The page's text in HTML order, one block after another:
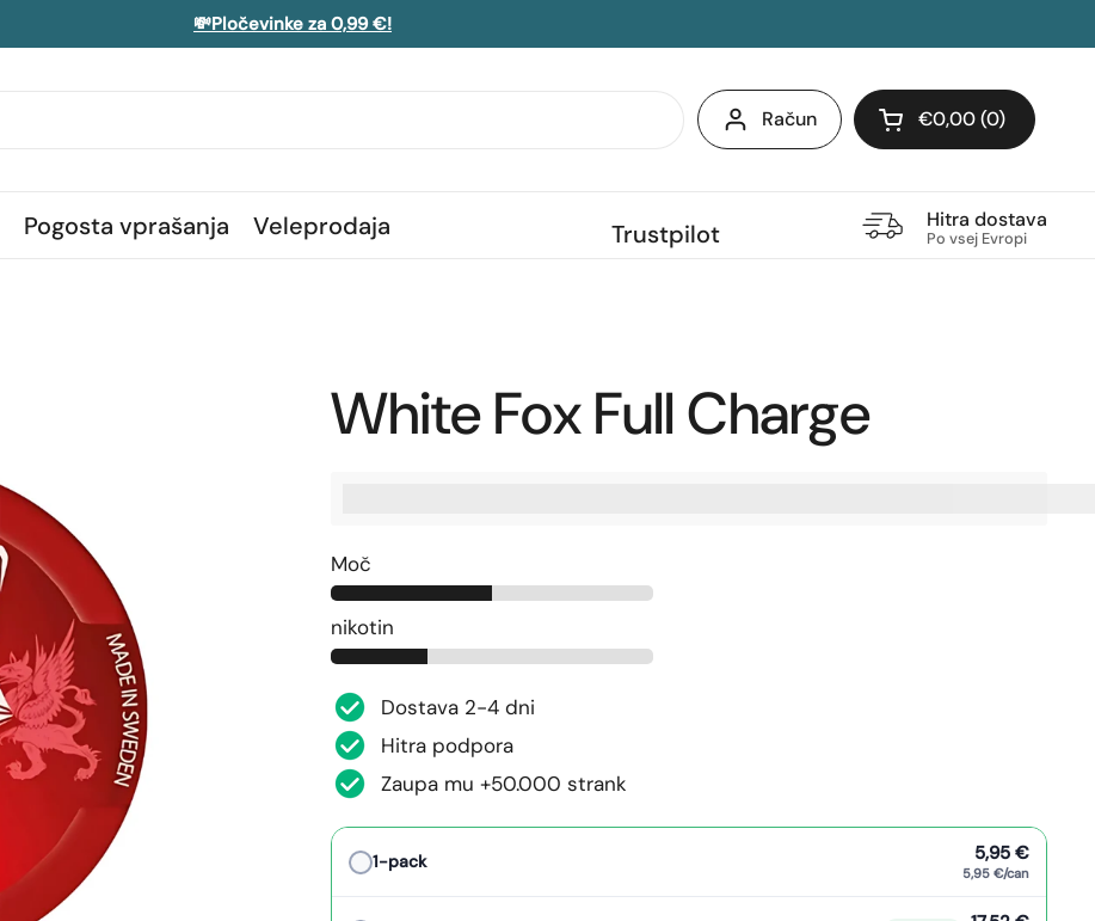
💸Pločevinke za 0,99 €!
Račun Odpri voziček
€0,00 0
Pogosta vprašanja Veleprodaja Trustpilot Hitra dostava
Po vsej Evropi
White Fox Full Charge
Moč
nikotin
Dostava 2-4 dni
Hitra podpora
Zaupa mu +50.000 strank
1-pack 5,95 €
5,95 €/can